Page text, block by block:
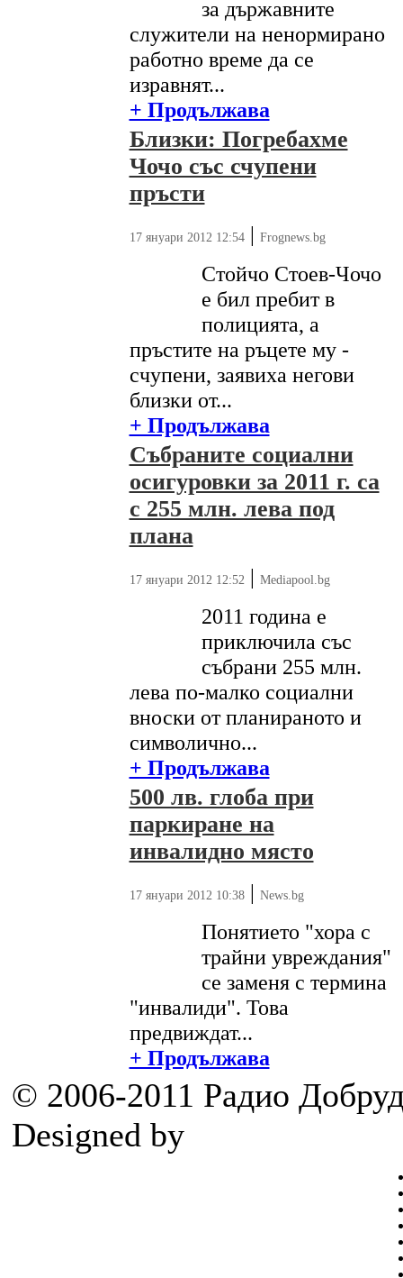
за държавните
служители на ненормирано
работно време да се
изравнят...
+ Продължава
Близки: Погребахме
Чочо със счупени
пръсти
17 януари 2012 12:54| Frognews.bg
Стойчо Стоев-Чочо
е бил пребит в
полицията, а
пръстите на ръцете му -
счупени, заявиха негови
близки от...
+ Продължава
Събраните социални
осигуровки за 2011 г. са
с 255 млн. лева под
плана
17 януари 2012 12:52 | Mediapool.bg
2011 година е
приключила със
събрани 255 млн.
лева по-малко социални
вноски от планираното и
символично...
+ Продължава
500 лв. глоба при
паркиране на
инвалидно място
17 януари 2012 10:38| News.bg
Понятието "хора с
трайни увреждания"
се заменя с термина
"инвалиди". Това
предвиждат...
+ Продължава
© 2006-2011 Радио
Designed by